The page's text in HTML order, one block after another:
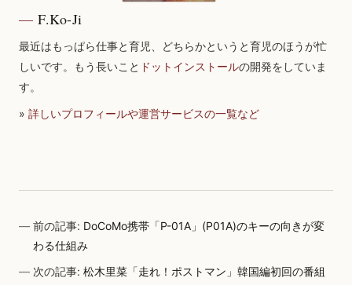
F.Ko-Ji
最近はもっぱら仕事と育児、どちらかというと育児のほうが忙
しいです。もう長いこと ドットインストールの開発をしていま
す。
» 詳しいプロフィールや運営サービスの一覧など
前の記事: DoCoMo携帯「P-01A」(P01A)のキーの向きが変
わる仕組み
次の記事:松木里菜「走れ！ポストマン」韓国編初回の番組